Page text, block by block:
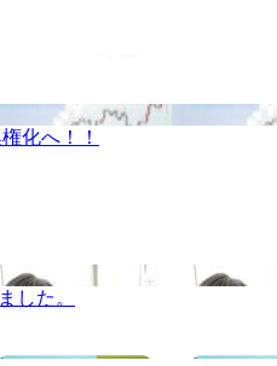
化へ！！
した。